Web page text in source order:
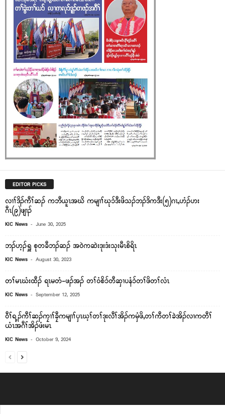
EDITOR PICKS
လၢၢ်ဒိၣ်ကီၢ်ဆၣ် ကဘီယူၤအဃိ ကမျၢၢ်ဃုၥ်ဒီးဖိသၣ်ဘၣ်ဒိကဒီး(၅)ဂၤ,ဟံၣ်ဟး
ဂီၤ(၉)ဖျၢၣ်
KIC News - June 30, 2025
ဘၣ်ဟ့ၣ်ရှူ စုတခီဘၣ်ဆၣ် အ၀ဲကဆဲးဒုးဒံးသုးမီၤစိရိၤ
KIC News - August 30, 2023
တၢ်မၤဃံးထီၣ် ရၤမတံ-ဖၣ်အၣ် တၢ်ဝံစိၥ်တီဆှၢပနံၥ်တၢ်ဖိတၢ်လံၤ
KIC News - September 12, 2025
ဝီၢ်ရ့ၣ်ကီၢ်ဆၣ်ကၠၢၢ်ခၠီကမျၢၢ်ပှၤဃ့ၢ်တၢ်ဒုးလီၢ်အိၣ်ကမှံဖိ,တၢ်ကီတၢ်ခဲအိၣ်လၢကတီၢ်
ယံၤအဂီၢ်အိၣ်ဖံးမၤ
KIC News - October 9, 2024